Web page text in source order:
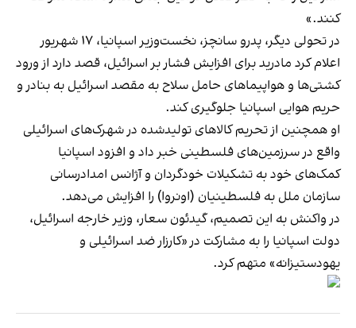
کنند.»
در تحولی دیگر، پدرو سانچز، نخست‌وزیر اسپانیا، ۱۷ شهریور
اعلام کرد مادرید برای افزایش فشار بر اسرائیل، قصد دارد از ورود
کشتی‌ها و هواپیماهای حامل سلاح به مقصد اسرائیل به بنادر و
حریم هوایی اسپانیا جلوگیری کند.
او همچنین از تحریم کالاهای تولیدشده در شهرک‌های اسرائیلی
واقع در سرزمین‌های فلسطینی خبر داد و افزود اسپانیا
کمک‌های خود به تشکیلات خودگردان و آژانس امدادرسانی
سازمان ملل به فلسطینیان (اونروا) را افزایش می‌دهد.
در واکنش به این تصمیم، گیدئون سعار، وزیر خارجه اسرائیل،
دولت اسپانیا را به مشارکت در «کارزار ضد اسرائیلی و
یهودستیزانه» متهم کرد.